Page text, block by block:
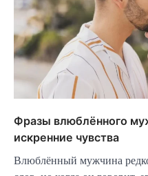
Фразы влюблённого
искренние чувства
Влюблённый мужчина